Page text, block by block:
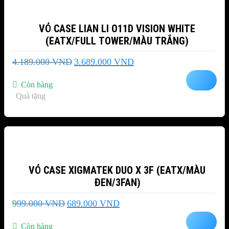
VỎ CASE LIAN LI O11D VISION WHITE
(EATX/FULL TOWER/MÀU TRẮNG)
4.189.000VND Giá
3.689.000 VNDGiá
Còn hàng
Quà tặng
VỎ CASE XIGMATEK DUO X 3F (EATX/MÀU
ĐEN/3FAN)
999.000VND Giá
689.000 VNDGiá
Còn hàng